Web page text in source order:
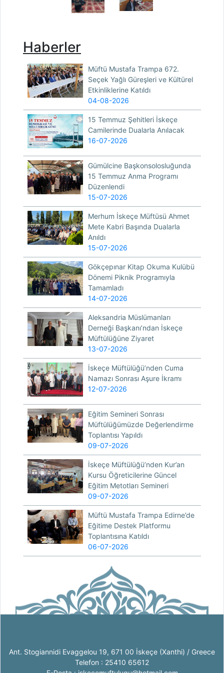
Haberler
Müftü Mustafa Trampa 672.
Seçek Yağlı Güreşleri ve Kültürel
Etkinliklerine Katıldı
04-08-2026
15 Temmuz Şehitleri İskeçe
Camilerinde Dualarla Anılacak
16-07-2026
Gümülcine Başkonsolosluğunda
15 Temmuz Anma Programı
Düzenlendi
15-07-2026
Merhum İskeçe Müftüsü Ahmet
Mete Kabri Başında Dualarla
Anıldı
15-07-2026
Gökçepınar Kitap Okuma Kulübü
Dönemi Piknik Programıyla
Tamamladı
14-07-2026
Aleksandria Müslümanları
Derneği Başkanı’ndan İskeçe
Müftülüğüne Ziyaret
13-07-2026
İskeçe Müftülüğü’nden Cuma
Namazı Sonrası Aşure İkramı
12-07-2026
Eğitim Semineri Sonrası
Müftülüğümüzde Değerlendirme
Toplantısı Yapıldı
09-07-2026
İskeçe Müftülüğü’nden Kur’an
Kursu Öğreticilerine Güncel
Eğitim Metotları Semineri
09-07-2026
Müftü Mustafa Trampa Edirne’de
Eğitime Destek Platformu
Toplantısına Katıldı
06-07-2026
Ant. Stogiannidi Evaggelou 19, 671 00 İskeçe (Xanthi) / Greece
Telefon : 25410 65612